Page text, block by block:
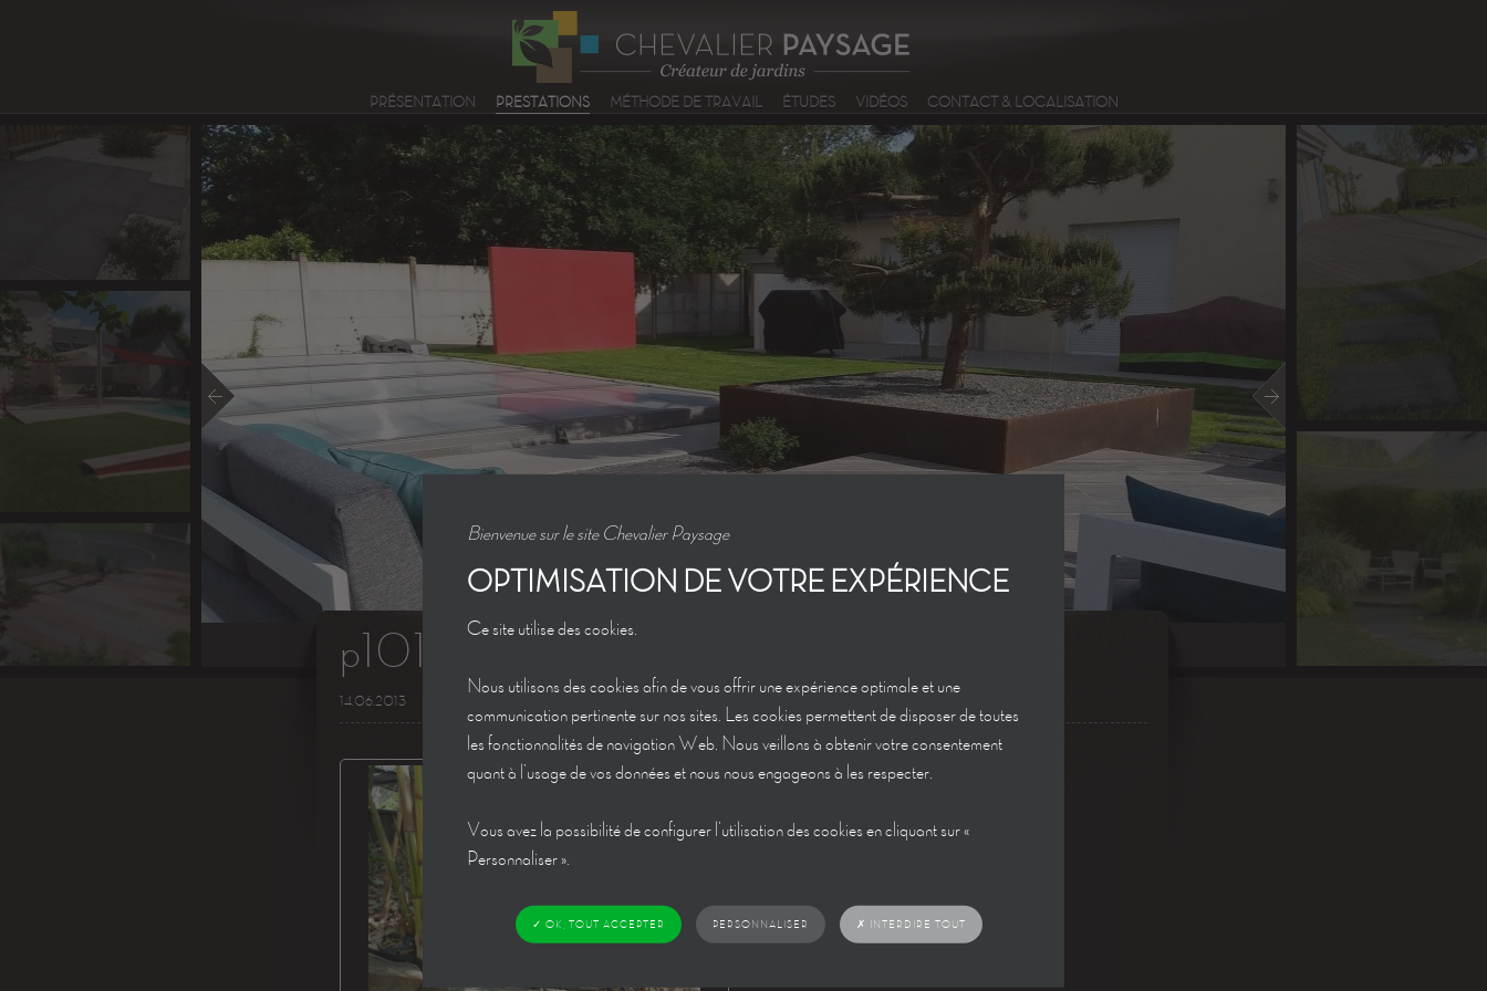
PRÉSENTATION PRESTATIONS MÉTHODE DE TRAVAIL ÉTUDES VIDÉOS CONTACT & LOCALISATION
p1010760
14.06.2013
Bienvenue sur le site Chevalier Paysage
OPTIMISATION DE VOTRE EXPÉRIENCE
Ce site utilise des cookies.
Nous utilisons des cookies afin de vous offrir une expérience optimale et une
communication pertinente sur nos sites. Les cookies permettent de disposer de toutes
les fonctionnalités de navigation Web. Nous veillons à obtenir votre consentement
quant à l’usage de vos données et nous nous engageons à les respecter.
Vous avez la possibilité de configurer l’utilisation des cookies en cliquant sur «
Personnaliser ».
✓ OK, TOUT ACCEPTER PERSONNALISER ✗ INTERDIRE TOUT